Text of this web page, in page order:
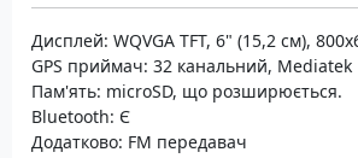
Дисплей: WQVGA TFT, 6" (15,2 см),
GPS приймач: 32 канальний, Mediatek
Пам'ять: microSD, що розширюється.
Bluetooth: Є
Додатково: FM передавач